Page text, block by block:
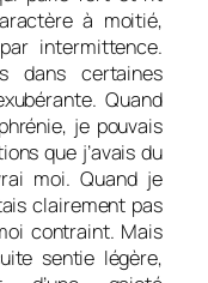
à moitié,
intermittence.
dans certaines
Quand
je pouvais
que j’avais du
moi. Quand je
clairement pas
contraint. Mais
sentie légère,